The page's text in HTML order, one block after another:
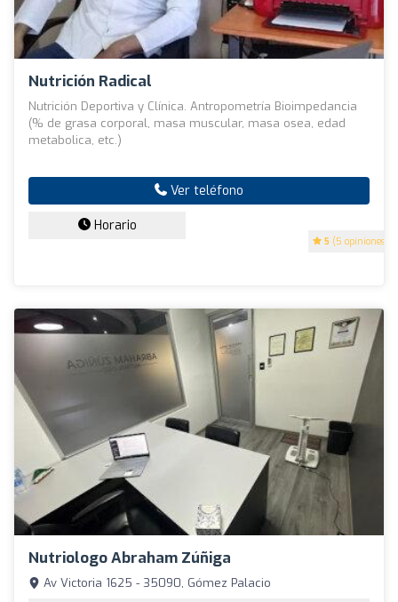
Nutrición Radical
5 (5 opiniones)
Nutrición Deportiva y Clínica. Antropometría Bioimpedancia
(% de grasa corporal, masa muscular, masa osea, edad
metabolica, etc.)
Ver teléfono
Horario
Nutriologo Abraham Zúñiga
Av Victoria 1625 - 35090, Gómez Palacio